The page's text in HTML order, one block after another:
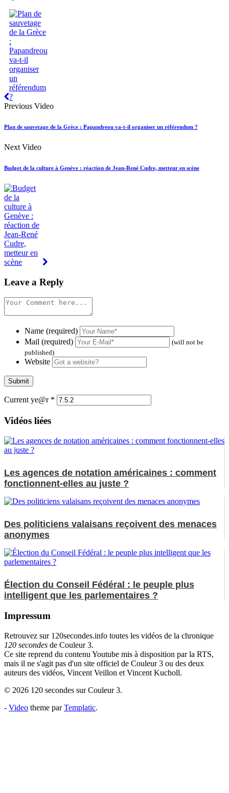
Previous Video
Plan de sauvetage de la Grèce : Papandreou va-t-il organiser un référendum ?
Next Video
Budget de la culture à Genève : réaction de Jean-René Cudre, metteur en scène
Leave a Reply
Name (required)
Mail (required)
(will not be
published)
Website
Current ye@r *
Vidéos liées
Les agences de notation américaines : comment
fonctionnent-elles au juste ?
Des politiciens valaisans reçoivent des menaces
anonymes
Élection du Conseil Fédéral : le peuple plus
intelligent que les parlementaires ?
Impressum
Retrouvez sur 120secondes.info toutes les vidéos de la chronique
120 secondes de Couleur 3.
Ce site reprend du contenu Youtube mis à disposition par la RTS,
mais il ne s'agit pas d'un site officiel de Couleur 3 ou des deux
auteurs des vidéos, Vincent Veillon et Vincent Kucholl.
© 2026 120 secondes sur Couleur 3.
- Video theme parTemplatic.